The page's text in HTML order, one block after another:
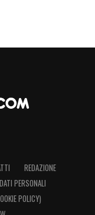
REDAZIONE
PERSONALI
POLICY)